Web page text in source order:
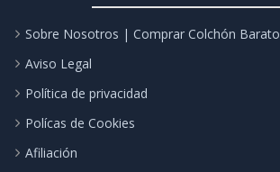
Sobre Nosotros | Comprar Colchón Barato
Aviso Legal
Política de privacidad
Polícas de Cookies
Afiliación